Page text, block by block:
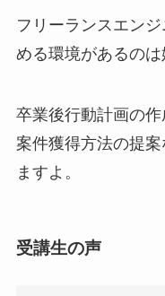
フリーランスエン
める環境があるのは
卒業後行動計画の作
案件獲得方法の提
ますよ。
受講生の声